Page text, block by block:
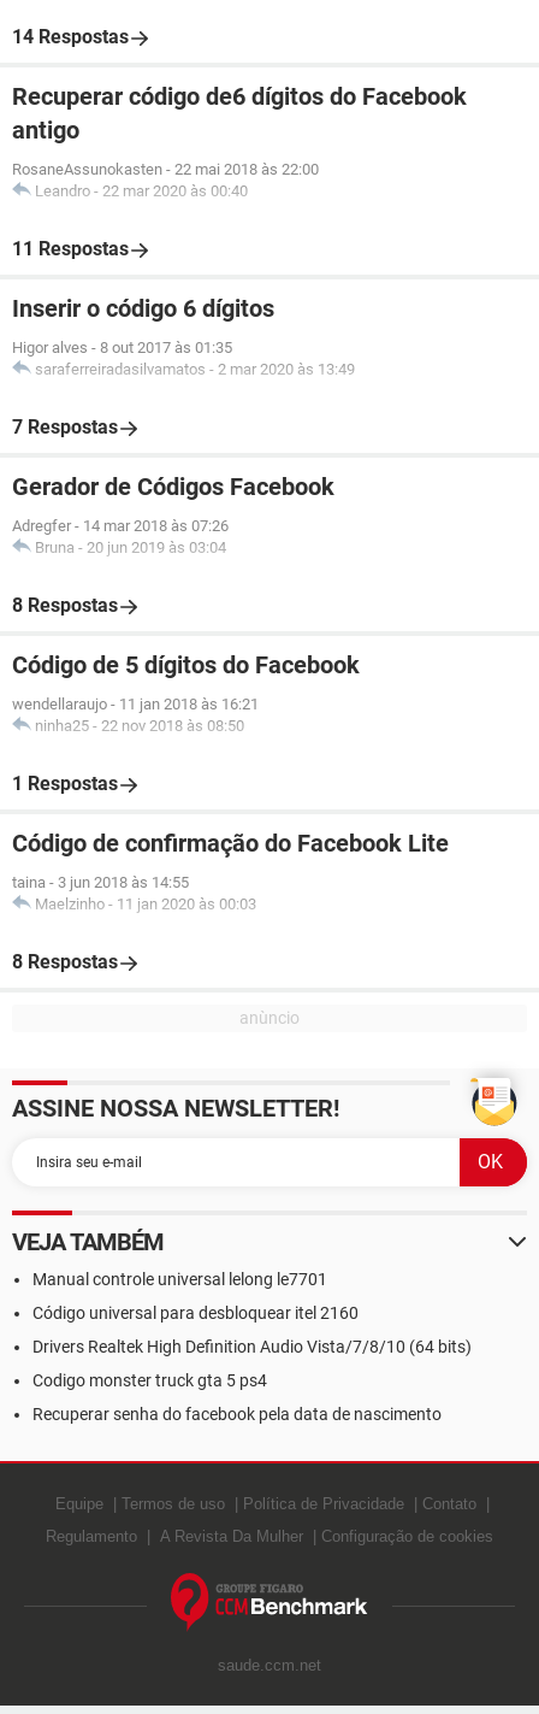
14 Respostas
Recuperar código de6 dígitos do Facebook
antigo
RosaneAssunokasten - 22 mai 2018 às 22:00
Leandro - 22 mar 2020 às 00:40
11 Respostas
Inserir o código 6 dígitos
Higor alves - 8 out 2017 às 01:35
saraferreiradasilvamatos - 2 mar 2020 às 13:49
7 Respostas
Gerador de Códigos Facebook
Adregfer - 14 mar 2018 às 07:26
Bruna - 20 jun 2019 às 03:04
8 Respostas
Código de 5 dígitos do Facebook
wendellaraujo - 11 jan 2018 às 16:21
ninha25 - 22 nov 2018 às 08:50
1 Respostas
Código de confirmação do Facebook Lite
taina - 3 jun 2018 às 14:55
Maelzinho - 11 jan 2020 às 00:03
8 Respostas
ASSINE NOSSA NEWSLETTER!
VEJA TAMBÉM
Manual controle universal lelong le7701
Código universal para desbloquear itel 2160
Drivers Realtek High Definition Audio Vista/7/8/10 (64 bits)
Codigo monster truck gta 5 ps4
Recuperar senha do facebook pela data de nascimento
Equipe Termos de uso Política de Privacidade
Contato
Regulamento
A Revista Da Mulher Configuração de cookies
saude.ccm.net